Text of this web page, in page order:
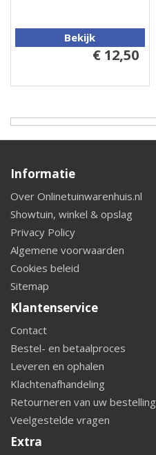
Bekijk
€ 12,50
Informatie
Over Onlinetuinwarenhuis.nl
Showtuin, winkel & opslag
Privacy Policy
Algemene voorwaarden
Cookies beleid
Sitemap
Klantenservice
Contact
Bestel- en betaalproces
Leveren en ophalen
Klachtenafhandeling
Retourneren van uw bestelling
Veelgestelde vragen
Extra